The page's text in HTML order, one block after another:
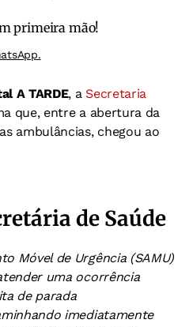
primeira mão!
A TARDE, a Secretaria
que, entre a abertura da
ambulâncias, chegou ao
de Saúde
Móvel de Urgência (SAMU)
uma ocorrência
de parada
imediatamente